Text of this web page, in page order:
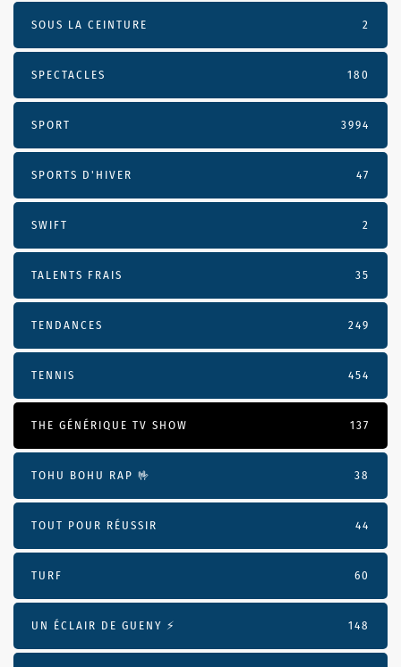
SOUS LA CEINTURE 2
SPECTACLES 180
SPORT 3994
SPORTS D'HIVER 47
SWIFT 2
TALENTS FRAIS 35
TENDANCES 249
TENNIS 454
THE GÉNÉRIQUE TV SHOW 137
TOHU BOHU RAP 🤟 38
TOUT POUR RÉUSSIR 44
TURF 60
UN ÉCLAIR DE GUENY ⚡️ 148